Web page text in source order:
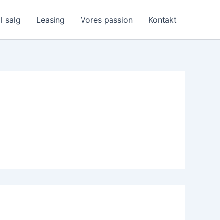
salg Leasing Vores passion Kontakt